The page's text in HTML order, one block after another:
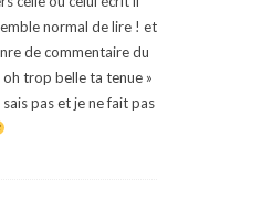
normal de lire ! et
de commentaire du
oh trop belle ta tenue »
sais pas et je ne fait pas